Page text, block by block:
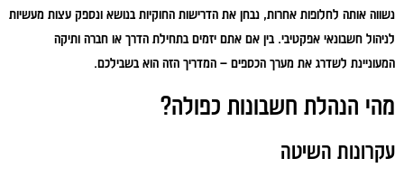
נשווה אותה לחלופות אחרות, נבחן את הדרישות החוקיות בנושא ונספק עצות מעשיות
לניהול חשבונאי אפקטיבי. בין אם אתם יזמים בתחילת הדרך או חברה ותיקה
המעוניינת לשדרג את מערך הכספים – המדריך הזה הוא בשבילכם.
מהי הנהלת חשבונות כפולה?
עקרונות השיטה